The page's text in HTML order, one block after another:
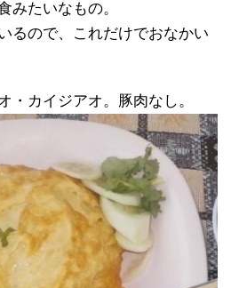
みたいなもの。
るので、これだけでおなかい
・カイジアオ。豚肉なし。